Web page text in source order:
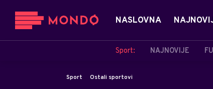
NASLOVNA
Sport: NAJNOVIJE
Sport Ostali sportovi